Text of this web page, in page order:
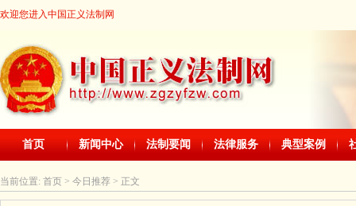
欢迎您进入中国正义法制网
首页 新闻中心 法制要闻 法律服务 典型案例
当前位置: 首页 > 今日推荐 > 正文